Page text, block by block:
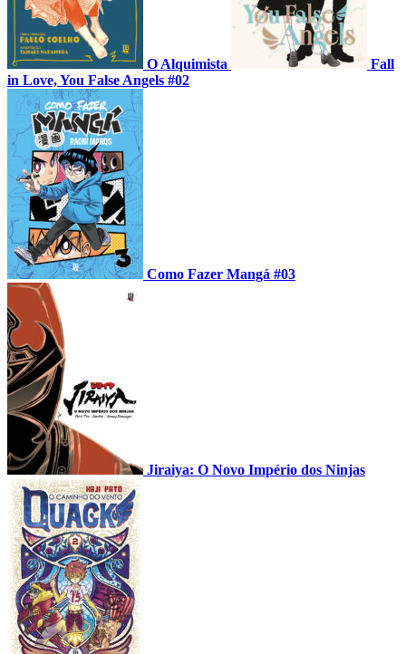
O Alquimista
Fall
in Love, You False Angels #02
Como Fazer Mangá #03
Jiraiya: O Novo Império dos Ninjas